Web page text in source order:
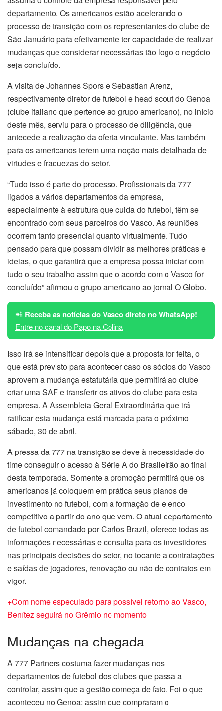
departamento. Os americanos estão acelerando o
processo de transição com os representantes do clube de
São Januário para efetivamente ter capacidade de realizar
mudanças que considerar necessárias tão logo o negócio
seja concluído.
A visita de Johannes Spors e Sebastian Arenz,
respectivamente diretor de futebol e head scout do Genoa
(clube italiano que pertence ao grupo americano), no início
deste mês, serviu para o processo de diligência, que
antecede a realização da oferta vinculante. Mas também
para os americanos terem uma noção mais detalhada de
virtudes e fraquezas do setor.
“Tudo isso é parte do processo. Profissionais da 777
ligados a vários departamentos da empresa,
especialmente à estrutura que cuida do futebol, têm se
encontrado com seus parceiros do Vasco. As reuniões
ocorrem tanto presencial quanto virtualmente. Tudo
pensado para que possam dividir as melhores práticas e
ideias, o que garantirá que a empresa possa iniciar com
tudo o seu trabalho assim que o acordo com o Vasco for
concluído” afirmou o grupo americano ao jornal O Globo.
📲 Receba as notícias do Vasco direto no WhatsApp!
Entre no canal do Papo na Colina
Isso irá se intensificar depois que a proposta for feita, o
que está previsto para acontecer caso os sócios do Vasco
aprovem a mudança estatutária que permitirá ao clube
criar uma SAF e transferir os ativos do clube para esta
empresa. A Assembleia Geral Extraordinária que irá
ratificar esta mudança está marcada para o próximo
sábado, 30 de abril.
A pressa da 777 na transição se deve à necessidade do
time conseguir o acesso à Série A do Brasileirão ao final
desta temporada. Somente a promoção permitirá que os
americanos já coloquem em prática seus planos de
investimento no futebol, com a formação de elenco
competitivo a partir do ano que vem. O atual departamento
de futebol comandado por Carlos Brazil, oferece todas as
informações necessárias e consulta para os investidores
nas principais decisões do setor, no tocante a contratações
e saídas de jogadores, renovação ou não de contratos em
vigor.
+Com nome especulado para possível retorno ao Vasco,
Benítez seguirá no Grêmio no momento
Mudanças na chegada
A 777 Partners costuma fazer mudanças nos
departamentos de futebol dos clubes que passa a
controlar, assim que a gestão começa de fato. Foi o que
aconteceu no Genoa: assim que compraram o